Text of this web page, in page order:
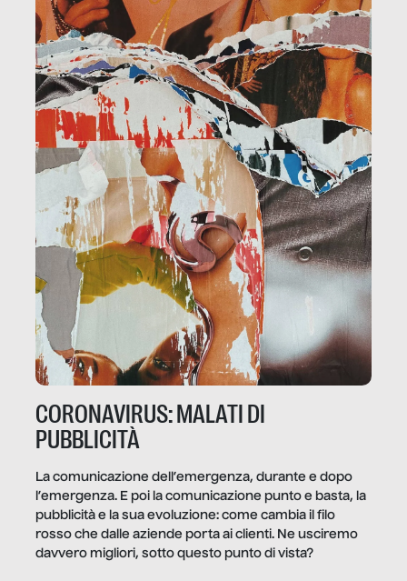
CORONAVIRUS: MALATI DI
PUBBLICITÀ
La comunicazione dell’emergenza, durante e dopo
l’emergenza. E poi la comunicazione punto e basta, la
pubblicità e la sua evoluzione: come cambia il filo
rosso che dalle aziende porta ai clienti. Ne usciremo
davvero migliori, sotto questo punto di vista?